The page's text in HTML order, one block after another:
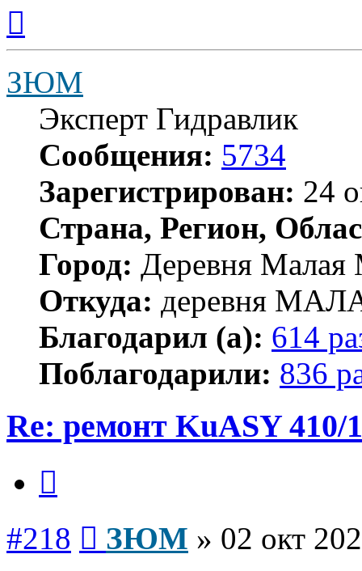
началу
ЗЮМ
Эксперт Гидравлик
Сообщения: 5734
Зарегистрирован: 24
Страна, Регион,
Город: Деревня Малая
Откуда: деревня
Благодарил (а): 614
Поблагодарили: 836
Re: ремонт KuASY 410/
#218 ЗЮМ » 02 окт